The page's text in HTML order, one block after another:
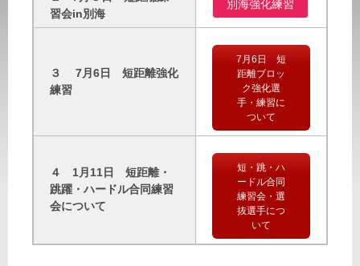
習会in別海
別海強化練習
３ 7月6日 短距離強化
練習
7月6日 短
距離ブロッ
ク強化選
手・練習に
ついて
４ 1月11日 短距離・
跳躍・ハードル合同練習
会について
短・跳・ハ
ードル合同
練習会・選
抜選手につ
いて